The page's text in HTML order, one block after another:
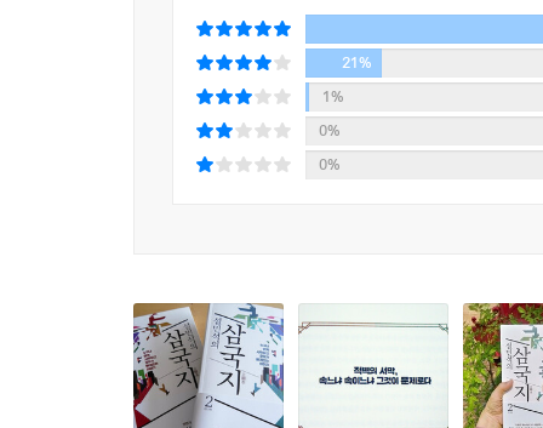
“헛되고 헛되며 헛되고 헛되니 모든 것이 헛되도다.”
인생무상. 이 네 글자 이외의 무슨 말로 이 상황을
간의 삶이라 하죠. 과연 우리는 무엇을 얻고자,
하는 대목입니다.
--- 「조조의 최후, 지하에서 만납시다」 중에서
삼국지를 포함하여 수많은 인문학이 아니었다
것이다. 다소 복잡하고 난해한 세상의 지식들을
책사 하나를 마련해주는 것이 그의 간절한 바람이
21%
1%
0%
0%